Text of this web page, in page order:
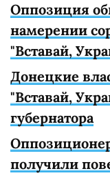
Оппозиция
намерении
"Вставай,
Донецкие
"Вставай,
губернатора
получили